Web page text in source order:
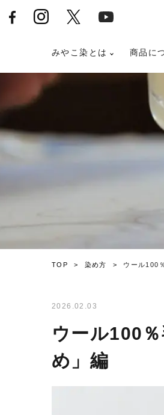
みやこ染とは 商品に
TOP 染め方 ウール100
2026.02.03
ウール100
め」編